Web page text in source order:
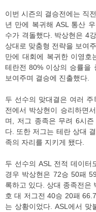
이번 시즌의 결승전에는 직
년 만에 복귀해 ASL 통산
수가 격돌했다. 박상현은 4
상대로 맞춤형 전략을 보여
만에 대회에 복귀한 이영호
테란전 80% 이상의 승률을
보여주며 결승에 진출했다.
두 선수의 맞대결은 여러
전에서 박상현이 승리하면
며, 저그 종족은 무려 6시
다. 또한 저그는 테란 상대
족의 자리를 지키게 됐다.
두 선수의 ASL 전적 데이터
경우 박상현은 72승 50패
록하고 있다. 상대 종족전은
호 대 저그전 40승 20패
는 상황이었다. ASL에서 맞